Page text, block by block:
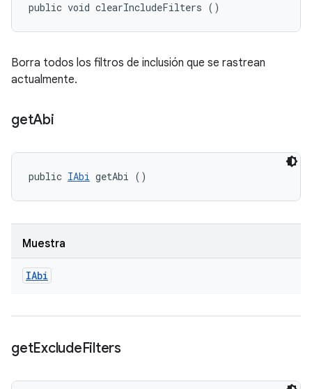
public void clearIncludeFilters ()
Borra todos los filtros de inclusión que se rastrean
actualmente.
getAbi
public IAbi getAbi ()
Muestra
IAbi
getExcludeFilters